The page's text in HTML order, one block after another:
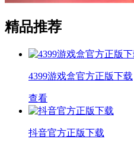
精品推荐
4399游戏盒官方正版下载
查看
抖音官方正版下载